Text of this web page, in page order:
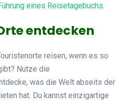
eines Reisetagebuchs
entdecken
reisen, wenn es so
Nutze die
was die Welt abseits der
hat. Du kannst einzigartige